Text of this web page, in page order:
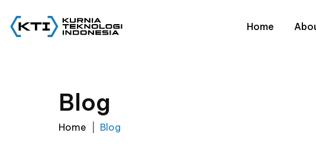
Home
Blog
Home Blog